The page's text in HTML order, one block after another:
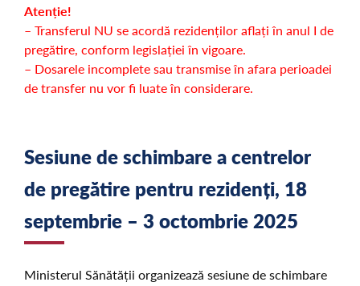
Atenție!
– Transferul NU se acordă rezidenților aflați în anul I de
pregătire, conform legislației în vigoare.
– Dosarele incomplete sau transmise în afara perioadei
de transfer nu vor fi luate în considerare.
Sesiune de schimbare a centrelor
de pregătire pentru rezidenți, 18
septembrie – 3 octombrie 2025
Ministerul Sănătății organizează sesiune de schimbare